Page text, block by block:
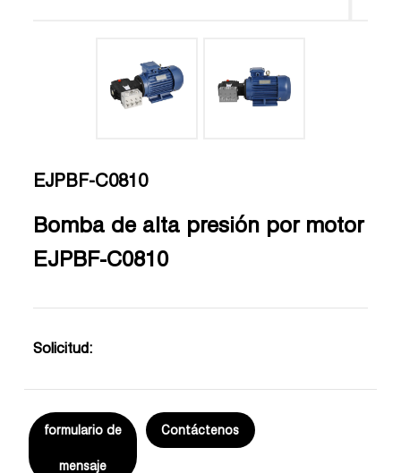
EJPBF-C0810
Bomba de alta presión por motor
EJPBF-C0810
Solicitud:
formulario de
mensaje
Contáctenos